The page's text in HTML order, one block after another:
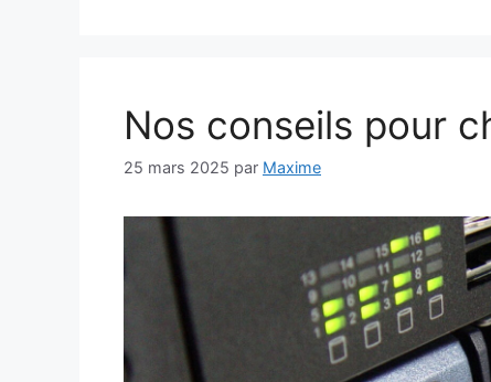
Nos conseils pour
25 mars 2025 par Maxime